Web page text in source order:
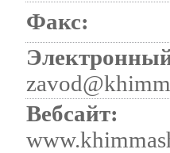
Факс:
Вебсайт: